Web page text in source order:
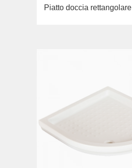
Piatto doccia rettangolare